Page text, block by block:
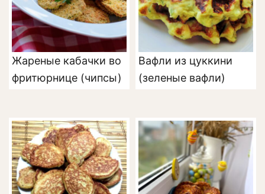
Жареные кабачки во
фритюрнице (чипсы)
Вафли из цуккини
(зеленые вафли)